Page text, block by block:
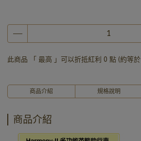
此商品 「 最高 」可以折抵紅利 0 點 (約等於
商品介紹 規格說明
商品介紹